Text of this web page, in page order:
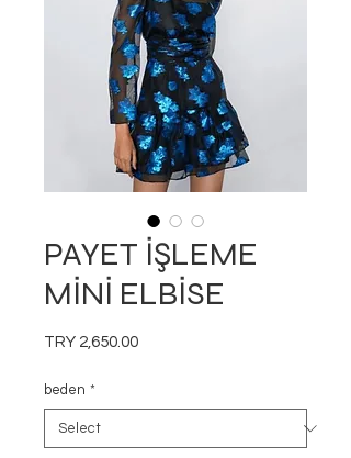
PAYET İŞLEME
MİNİ ELBİSE
TRY 2,650.00Price
beden *